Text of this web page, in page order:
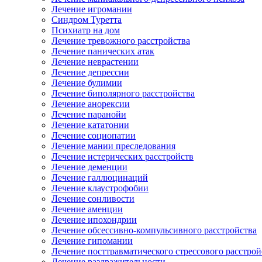
Лечение игромании
Синдром Туретта
Психиатр на дом
Лечение тревожного расстройства
Лечение панических атак
Лечение неврастении
Лечение депрессии
Лечение булимии
Лечение биполярного расстройства
Лечение анорексии
Лечение паранойи
Лечение кататонии
Лечение социопатии
Лечение мании преследования
Лечение истерических расстройств
Лечение деменции
Лечение галлюцинаций
Лечение клаустрофобии
Лечение сонливости
Лечение аменции
Лечение ипохондрии
Лечение обсессивно-компульсивного расстройства
Лечение гипомании
Лечение посттравматического стрессового